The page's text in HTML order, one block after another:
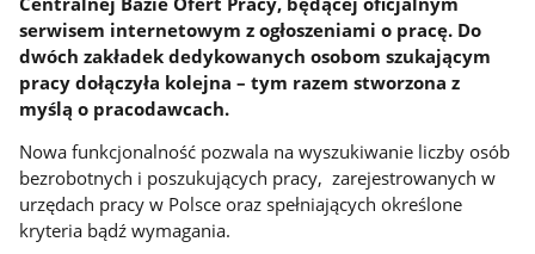
serwisem internetowym z ogłoszeniami o pracę. Do
dwóch zakładek dedykowanych osobom szukającym
pracy dołączyła kolejna – tym razem stworzona z
myślą o pracodawcach.
Nowa funkcjonalność pozwala na wyszukiwanie liczby osób
bezrobotnych i poszukujących pracy, zarejestrowanych w
urzędach pracy w Polsce oraz spełniających określone
kryteria bądź wymagania.